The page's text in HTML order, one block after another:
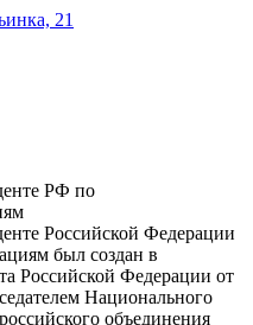
21
РФ по
Российской Федерации
был создан в
Российской Федерации от
Национального
объединения